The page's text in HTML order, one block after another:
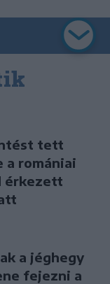
tett
a romániai
érkezett
a jéghegy
fejezni a